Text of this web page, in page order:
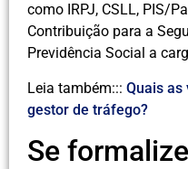
como IRPJ, CSLL, PIS/
Contribuição para a
Previdência Social a
Leia também::: Quais as
gestor de tráfego?
Se